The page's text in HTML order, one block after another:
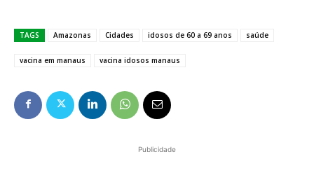
TAGS Amazonas Cidades idosos de 60 a 69 anos saúde
vacina em manaus vacina idosos manaus
Publicidade